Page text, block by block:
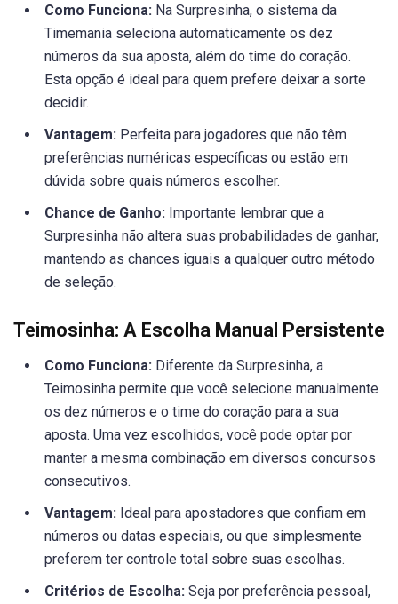
Como Funciona: Na Surpresinha, o sistema da
Timemania seleciona automaticamente os dez
números da sua aposta, além do time do coração.
Esta opção é ideal para quem prefere deixar a sorte
decidir.
Vantagem: Perfeita para jogadores que não têm
preferências numéricas específicas ou estão em
dúvida sobre quais números escolher.
Chance de Ganho: Importante lembrar que a
Surpresinha não altera suas probabilidades de ganhar,
mantendo as chances iguais a qualquer outro método
de seleção.
Teimosinha: A Escolha Manual Persistente
Como Funciona: Diferente da Surpresinha, a
Teimosinha permite que você selecione manualmente
os dez números e o time do coração para a sua
aposta. Uma vez escolhidos, você pode optar por
manter a mesma combinação em diversos concursos
consecutivos.
Vantagem: Ideal para apostadores que confiam em
números ou datas especiais, ou que simplesmente
preferem ter controle total sobre suas escolhas.
Critérios de Escolha: Seja por preferência pessoal,